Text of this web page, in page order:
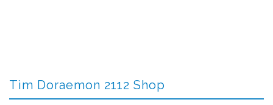
Tìm Doraemon 2112 Shop